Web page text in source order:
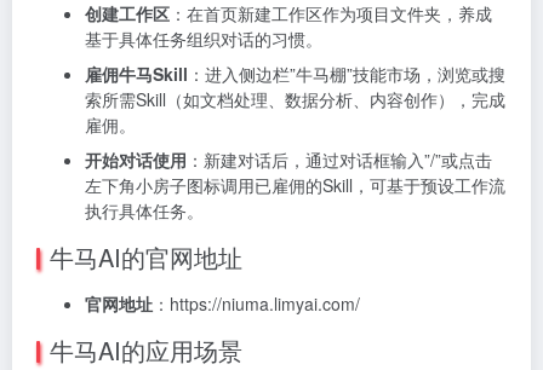
创建工作区 ：在首页新建工作区作为项目文件夹，养成
基于具体任务组织对话的习惯。
雇佣牛马Skill ：进入侧边栏”牛马棚”技能市场，浏览或搜
索所需Skill（如文档处理、数据分析、内容创作），完成
雇佣。
开始对话使用 ：新建对话后，通过对话框输入”/”或点击
左下角小房子图标调用已雇佣的Skill，可基于预设工作流
执行具体任务。
牛马AI的官网地址
官网地址 ：https://niuma.limyai.com/
牛马AI的应用场景